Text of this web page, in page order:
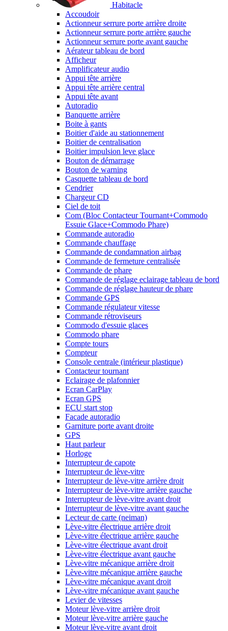
Habitacle
Accoudoir
Actionneur serrure porte arrière droite
Actionneur serrure porte arrière gauche
Actionneur serrure porte avant gauche
Aérateur tableau de bord
Afficheur
Amplificateur audio
Appui tête arrière
Appui tête arrière central
Appui tête avant
Autoradio
Banquette arrière
Boite à gants
Boitier d'aide au stationnement
Boitier de centralisation
Boitier impulsion leve glace
Bouton de démarrage
Bouton de warning
Casquette tableau de bord
Cendrier
Chargeur CD
Ciel de toit
Com (Bloc Contacteur Tournant+Commodo
Essuie Glace+Commodo Phare)
Commande autoradio
Commande chauffage
Commande de condamnation airbag
Commande de fermeture centralisée
Commande de phare
Commande de réglage eclairage tableau de bord
Commande de réglage hauteur de phare
Commande GPS
Commande régulateur vitesse
Commande rétroviseurs
Commodo d'essuie glaces
Commodo phare
Compte tours
Compteur
Console centrale (intérieur plastique)
Contacteur tournant
Eclairage de plafonnier
Ecran CarPlay
Ecran GPS
ECU start stop
Facade autoradio
Garniture porte avant droite
GPS
Haut parleur
Horloge
Interrupteur de capote
Interrupteur de lève-vitre
Interrupteur de lève-vitre arrière droit
Interrupteur de lève-vitre arrière gauche
Interrupteur de lève-vitre avant droit
Interrupteur de lève-vitre avant gauche
Lecteur de carte (neiman)
Lève-vitre électrique arrière droit
Lève-vitre électrique arrière gauche
Lève-vitre électrique avant droit
Lève-vitre électrique avant gauche
Lève-vitre mécanique arrière droit
Lève-vitre mécanique arrière gauche
Lève-vitre mécanique avant droit
Lève-vitre mécanique avant gauche
Levier de vitesses
Moteur lève-vitre arrière droit
Moteur lève-vitre arrière gauche
Moteur lève-vitre avant droit